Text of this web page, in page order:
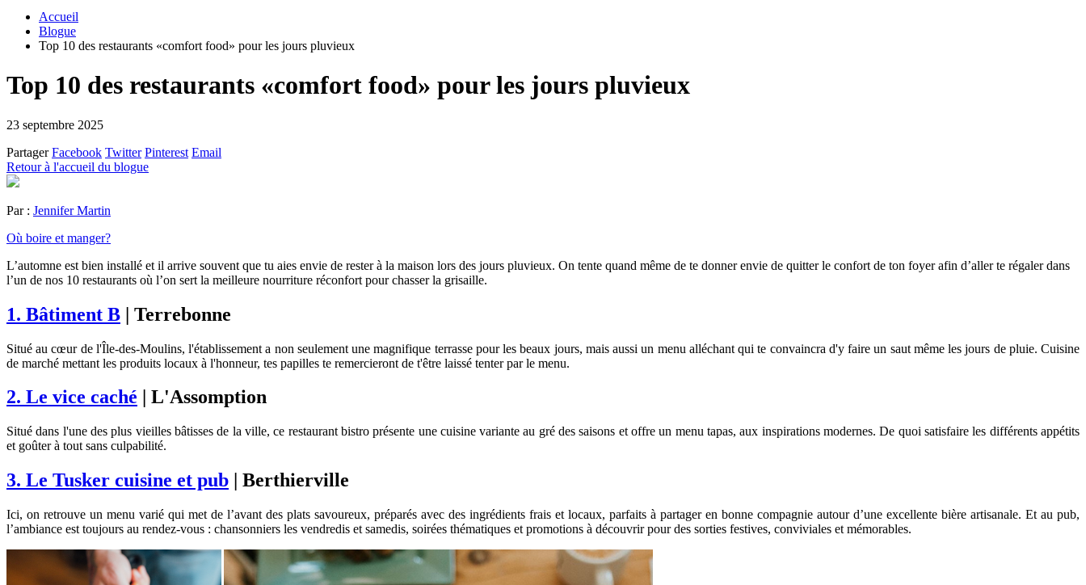
Accueil
Blogue
Top 10 des restaurants «comfort food» pour les jours pluvieux
Top 10 des restaurants «comfort food» pour les jours pluvieux
23 septembre 2025
Partager Facebook Twitter Pinterest Email
Retour à l'accueil du blogue
Par : Jennifer Martin
Où boire et manger?
L’automne est bien installé et il arrive souvent que tu aies envie de rester à la maison lors des jours pluvieux. On tente quand même de te donner envie de quitter le confort de ton foyer afin d’aller te régaler dans
l’un de nos 10 restaurants où l’on sert la meilleure nourriture réconfort pour chasser la grisaille.
1. Bâtiment B | Terrebonne
Situé au cœur de l'Île-des-Moulins, l'établissement a non seulement une magnifique terrasse pour les beaux jours, mais aussi un menu alléchant qui te convaincra d'y faire un saut même les jours de pluie. Cuisine
de marché mettant les produits locaux à l'honneur, tes papilles te remercieront de t'être laissé tenter par le menu.
2. Le vice caché | L'Assomption
Situé dans l'une des plus vieilles bâtisses de la ville, ce restaurant bistro présente une cuisine variante au gré des saisons et offre un menu tapas, aux inspirations modernes. De quoi satisfaire les différents appétits
et goûter à tout sans culpabilité.
3. Le Tusker cuisine et pub | Berthierville
Ici, on retrouve un menu varié qui met de l’avant des plats savoureux, préparés avec des ingrédients frais et locaux, parfaits à partager en bonne compagnie autour d’une excellente bière artisanale. Et au pub,
l’ambiance est toujours au rendez-vous : chansonniers les vendredis et samedis, soirées thématiques et promotions à découvrir pour des sorties festives, conviviales et mémorables.